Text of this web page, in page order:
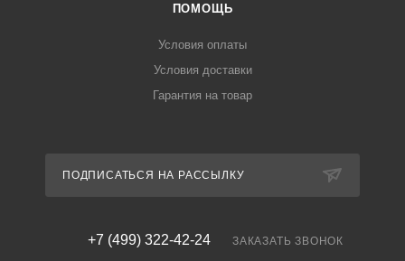
ПОМОЩЬ
Условия оплаты
Условия доставки
Гарантия на товар
ПОДПИСАТЬСЯ НА РАССЫЛКУ
+7 (499) 322-42-24 ЗАКАЗАТЬ ЗВОНОК